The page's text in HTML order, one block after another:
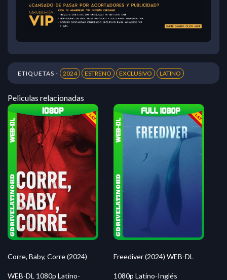
ETIQUETAS - 2024 ESTRENO EXCLUSIVO LATINO
Peliculas relacionadas
Corre, Baby, Corre (2024)
WEB-DL 1080p Latino-
Freediver (2024) WEB-DL
1080p Latino-Inglés